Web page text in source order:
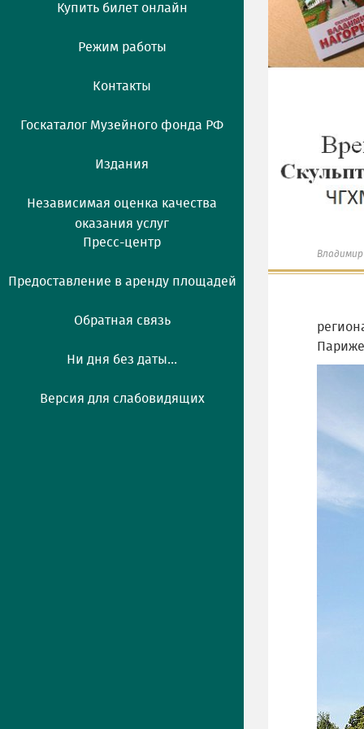
Купить билет онлайн
Режим работы
Контакты
Госкаталог Музейного фонда РФ
Издания
Независимая оценка качества
оказания услуг
Пресс-центр
Предоставление в аренду площадей
Обратная связь
Ни дня без даты...
Версия для слабовидящих